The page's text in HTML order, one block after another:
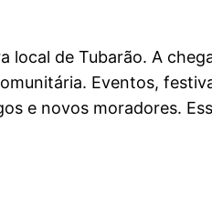
de Tubarão. A
Eventos,
e novos moradores.